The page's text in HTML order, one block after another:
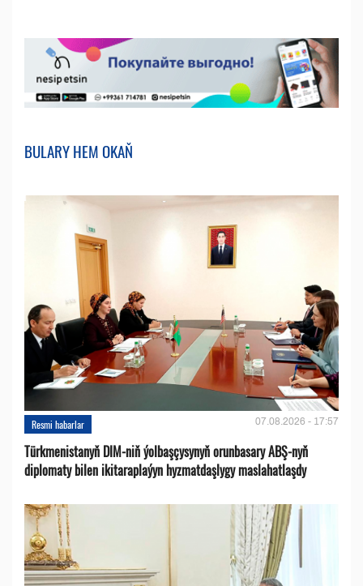
BULARY HEM OKAŇ
Resmi habarlar 07.08.2026 - 17:57
Türkmenistanyň DIM-niň ýolbaşçysynyň orunbasary ABŞ-nyň
diplomaty bilen ikitaraplaýyn hyzmatdaşlygy maslahatlaşdy